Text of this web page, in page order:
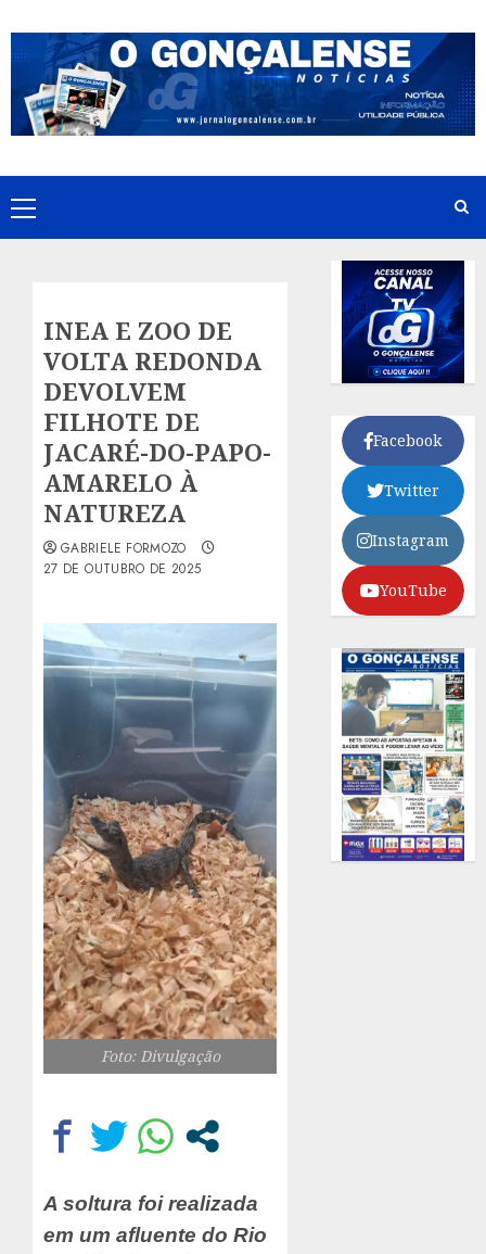
to
content
Primary
Menu
INEA E ZOO DE
VOLTA REDONDA
DEVOLVEM
FILHOTE DE
JACARÉ-DO-PAPO-
AMARELO À
NATUREZA
GABRIELE FORMOZO
27 DE OUTUBRO DE 2025
Foto: Divulgação
A soltura foi realizada
em um afluente do Rio
Facebook
Twitter
Instagram
YouTube